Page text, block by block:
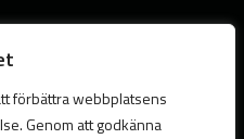
förbättra webbplatsens
Genom att godkänna